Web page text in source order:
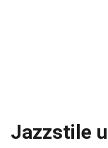
Jazzstile